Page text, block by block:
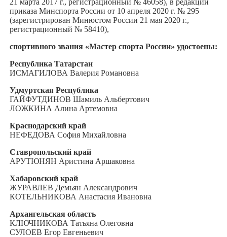
приказа Минспорта России от 10 апреля 2020 г. № 295
(зарегистрирован Минюстом России 21 мая 2020 г.,
регистрационный № 58410),
спортивного звания «Мастер спорта России» удостоены:
Республика Татарстан
ИСМАГИЛОВА Валерия Романовна
Удмуртская Республика
ГАЙФУТДИНОВ Шамиль Альбертович
ЛОЖКИНА Алина Артемовна
Краснодарский край
НЕФЕДОВА София Михайловна
Ставропольский край
АРУТЮНЯН Аристина Аршаковна
Хабаровский край
ЖУРАВЛЕВ Демьян Александрович
КОТЕЛЬНИКОВА Анастасия Ивановна
Архангельская область
КЛЮЧНИКОВА Татьяна Олеговна
СУЛОЕВ Егор Евгеньевич